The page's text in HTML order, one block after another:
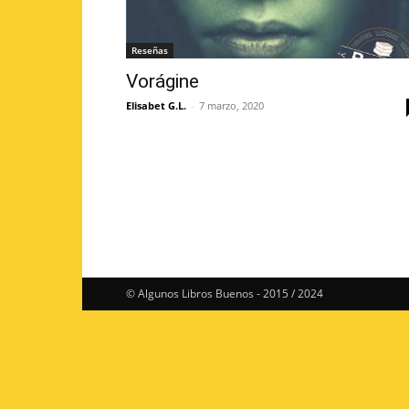
Reseñas
Vorágine
Elisabet G.L. - 7 marzo, 2020
© Algunos Libros Buenos - 2015 / 2024